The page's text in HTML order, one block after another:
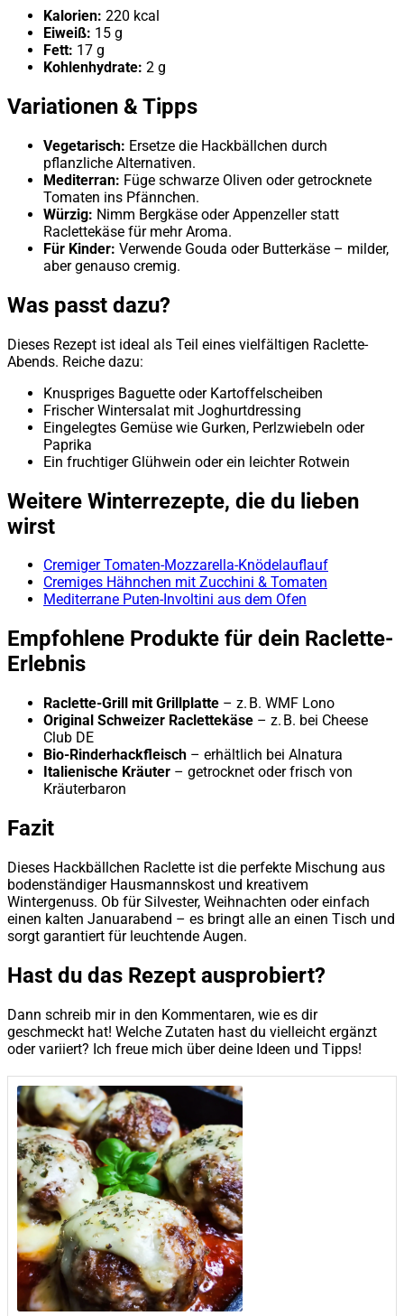
Kalorien: 220 kcal
Eiweiß: 15 g
Fett: 17 g
Kohlenhydrate: 2 g
Variationen & Tipps
Vegetarisch: Ersetze die Hackbällchen durch
pflanzliche Alternativen.
Mediterran: Füge schwarze Oliven oder getrocknete
Tomaten ins Pfännchen.
Würzig: Nimm Bergkäse oder Appenzeller statt
Raclettekäse für mehr Aroma.
Für Kinder: Verwende Gouda oder Butterkäse – milder,
aber genauso cremig.
Was passt dazu?
Dieses Rezept ist ideal als Teil eines vielfältigen Raclette-
Abends. Reiche dazu:
Knuspriges Baguette oder Kartoffelscheiben
Frischer Wintersalat mit Joghurtdressing
Eingelegtes Gemüse wie Gurken, Perlzwiebeln oder
Paprika
Ein fruchtiger Glühwein oder ein leichter Rotwein
Weitere Winterrezepte, die du lieben
wirst
Cremiger Tomaten-Mozzarella-Knödelauflauf
Cremiges Hähnchen mit Zucchini & Tomaten
Mediterrane Puten-Involtini aus dem Ofen
Empfohlene Produkte für dein Raclette-
Erlebnis
Raclette-Grill mit Grillplatte – z. B. WMF Lono
Original Schweizer Raclettekäse – z. B. bei Cheese
Club DE
Bio-Rinderhackfleisch – erhältlich bei Alnatura
Italienische Kräuter – getrocknet oder frisch von
Kräuterbaron
Fazit
Dieses Hackbällchen Raclette ist die perfekte Mischung aus
bodenständiger Hausmannskost und kreativem
Wintergenuss. Ob für Silvester, Weihnachten oder einfach
einen kalten Januarabend – es bringt alle an einen Tisch und
sorgt garantiert für leuchtende Augen.
Hast du das Rezept ausprobiert?
Dann schreib mir in den Kommentaren, wie es dir
geschmeckt hat! Welche Zutaten hast du vielleicht ergänzt
oder variiert? Ich freue mich über deine Ideen und Tipps!